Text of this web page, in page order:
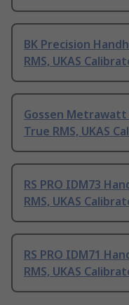
BK Precision
RMS, UKAS
Gossen
True RMS, UKAS
RS PRO IDM73
RMS, UKAS
RS PRO IDM71
RMS, UKAS